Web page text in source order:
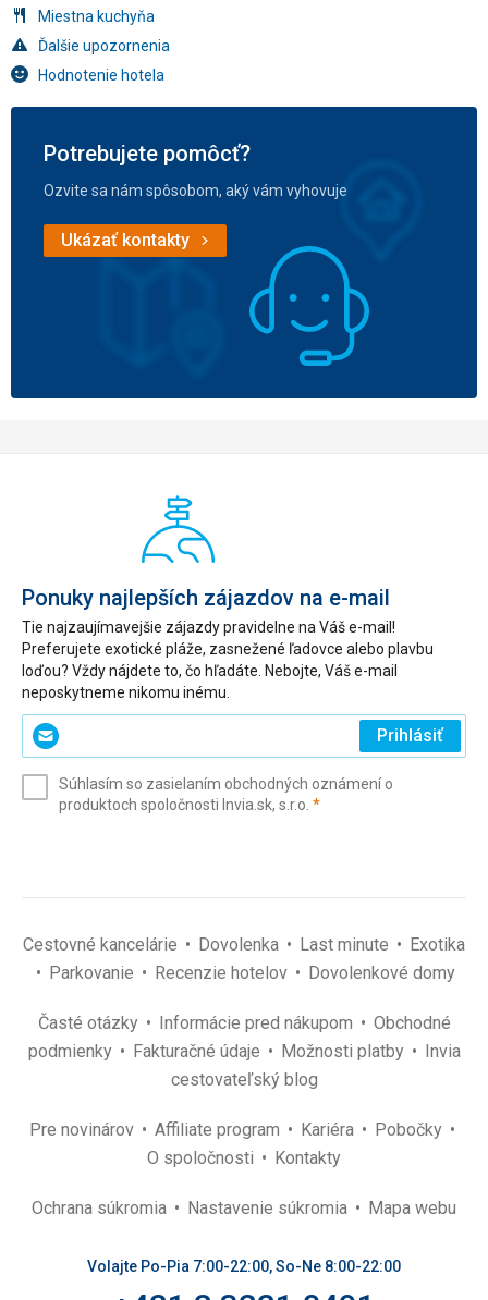
Miestna kuchyňa
Ďalšie upozornenia
Hodnotenie hotela
Potrebujete pomôcť?
Ozvite sa nám spôsobom, aký vám vyhovuje
Ukázať kontakty
Ponuky najlepších zájazdov na e-mail
Tie najzaujímavejšie zájazdy pravidelne na Váš e-mail!
Preferujete exotické pláže, zasnežené ľadovce alebo plavbu
loďou? Vždy nájdete to, čo hľadáte. Nebojte, Váš e-mail
neposkytneme nikomu inému.
Zadajte
svoj
(povinné)
Prihlásiť
Súhlasím so zasielaním obchodných oznámení o
produktoch spoločnosti Invia.sk, s.r.o. *(povinné)
Cestovné kancelárie Dovolenka Last minute
Exotika
Parkovanie
Recenzie hotelov Dovolenkové domy
Časté otázky Informácie pred nákupom
Obchodné
podmienky
Fakturačné údaje Možnosti platby
Invia
cestovateľský blog
Pre novinárov Affiliate program Kariéra
Pobočky
O spoločnosti
Kontakty
Ochrana súkromia Nastavenie súkromia Mapa webu
Volajte Po-Pia 7:00-22:00, So-Ne 8:00-22:00